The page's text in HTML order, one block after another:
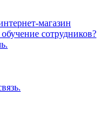
магазин
сотрудников?